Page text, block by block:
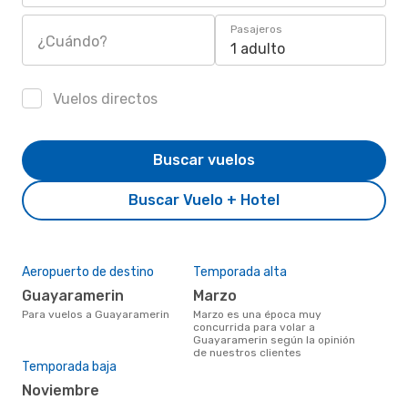
¿Cuándo?
Pasajeros
1 adulto
Vuelos directos
Buscar Vuelo + Hotel
Buscar vuelos
Aeropuerto de destino
Guayaramerin
Para vuelos a Guayaramerin
Temporada alta
marzo
marzo es una época muy
concurrida para volar a
Guayaramerin según la opinión
de nuestros clientes
Temporada baja
noviembre